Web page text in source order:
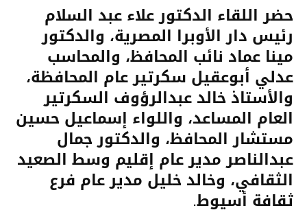
حضر اللقاء الدكتور علاء عبد السلام
رئيس دار الأوبرا المصرية، والدكتور
مينا عماد نائب المحافظ، والمحاسب
عدلي أبوعقيل سكرتير عام المحافظة،
والأستاذ خالد عبدالرؤوف السكرتير
العام المساعد، واللواء إسماعيل حسين
مستشار المحافظ، والدكتور جمال
عبدالناصر مدير عام إقليم وسط الصعيد
الثقافي، وخالد خليل مدير عام فرع
ثقافة أسيوط.